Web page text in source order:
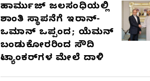
ಹಾರ್ಮುಜ್ ಜಲಸಂಧಿಯಲ್ಲಿ
ಶಾಂತಿ ಸ್ಥಾಪನೆಗೆ ಇರಾನ್-
ಒಮಾನ್ ಒಪ್ಪಂದ; ಯೆಮನ್
ಬಂಡುಕೋರರಿಂದ ಸೌದಿ
ಟ್ಯಾಂಕರ್‌ಗಳ ಮೇಲೆ ದಾಳಿ